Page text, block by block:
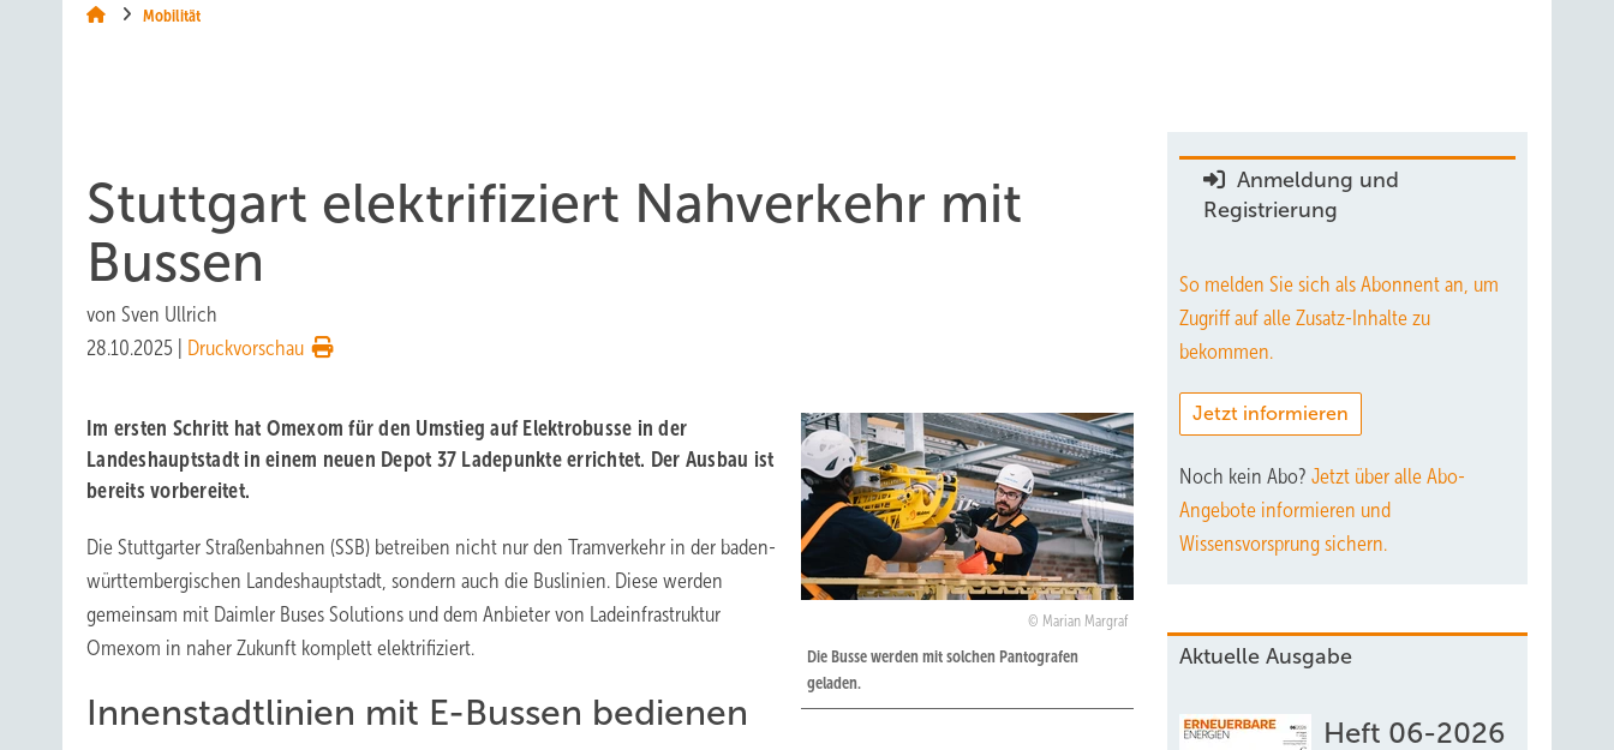
Mobilität
Stuttgart elektrifiziert Nahverkehr mit
Bussen
von Sven Ullrich
28.10.2025
Druckvorschau
Marian Margraf
Die Busse werden mit solchen Pantografen
geladen.
Im ersten Schritt hat Omexom für den Umstieg auf Elektrobusse in der
Landeshauptstadt in einem neuen Depot 37 Ladepunkte errichtet. Der Ausbau ist
bereits vorbereitet.
Die Stuttgarter Straßenbahnen (SSB) betreiben nicht nur den Tramverkehr in der baden-
württembergischen Landeshauptstadt, sondern auch die Buslinien. Diese werden
gemeinsam mit Daimler Buses Solutions und dem Anbieter von Ladeinfrastruktur
Omexom in naher Zukunft komplett elektrifiziert.
Innenstadtlinien mit E-Bussen bedienen
Anmeldung und
Registrierung
So melden Sie sich als Abonnent an, um
Zugriff auf alle Zusatz-Inhalte zu
bekommen.
Jetzt informieren
Noch kein Abo? Jetzt über alle Abo-
Angebote informieren und
Wissensvorsprung sichern.
Aktuelle Ausgabe
Heft 06-2026